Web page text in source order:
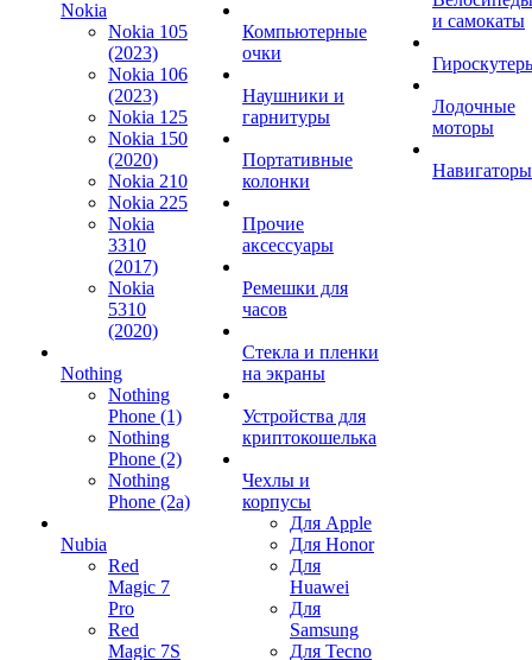
Nokia
Nokia 105
(2023)
Nokia 106
(2023)
Nokia 125
Nokia 150
(2020)
Nokia 210
Nokia 225
Nokia
3310
(2017)
Nokia
5310
(2020)
Nothing
Nothing
Phone (1)
Nothing
Phone (2)
Nothing
Phone (2a)
Nubia
Red
Magic 7
Pro
Red
Magic 7S
Компьютерные
очки
Наушники и
гарнитуры
Портативные
колонки
Прочие
аксессуары
Ремешки для
часов
Стекла и пленки
на экраны
Устройства для
криптокошелька
Чехлы и
корпусы
Для Apple
Для Honor
Для
Huawei
Для
Samsung
Для Tecno
и самокаты
Лодочные
моторы
Навигаторы